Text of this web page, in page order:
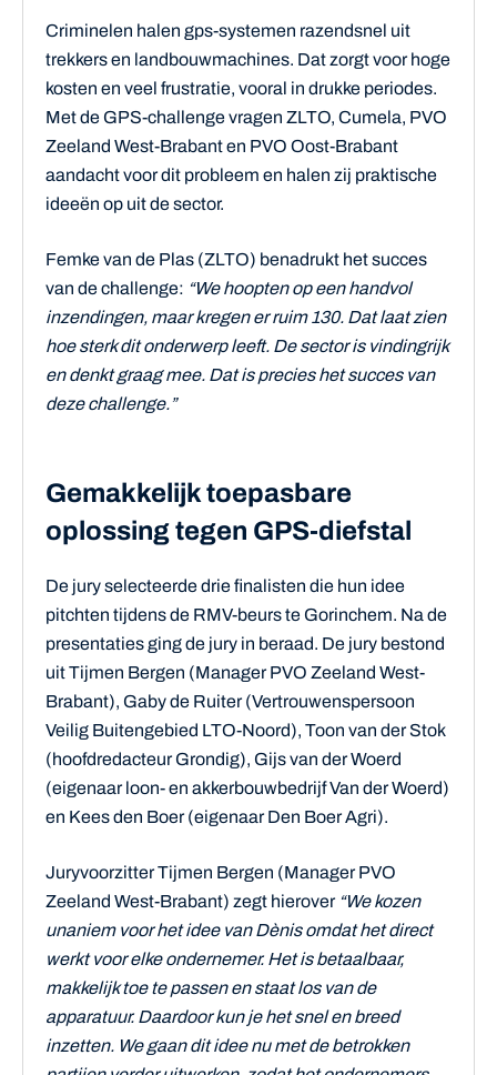
Criminelen halen gps-systemen razendsnel uit
trekkers en landbouwmachines. Dat zorgt voor hoge
kosten en veel frustratie, vooral in drukke periodes.
Met de GPS-challenge vragen ZLTO, Cumela, PVO
Zeeland West-Brabant en PVO Oost-Brabant
aandacht voor dit probleem en halen zij praktische
ideeën op uit de sector.
Femke van de Plas (ZLTO) benadrukt het succes
van de challenge: “We hoopten op een handvol
inzendingen, maar kregen er ruim 130. Dat laat zien
hoe sterk dit onderwerp leeft. De sector is vindingrijk
en denkt graag mee. Dat is precies het succes van
deze challenge.”
Gemakkelijk toepasbare
oplossing tegen GPS-diefstal
De jury selecteerde drie finalisten die hun idee
pitchten tijdens de RMV-beurs te Gorinchem. Na de
presentaties ging de jury in beraad. De jury bestond
uit Tijmen Bergen (Manager PVO Zeeland West-
Brabant), Gaby de Ruiter (Vertrouwenspersoon
Veilig Buitengebied LTO-Noord), Toon van der Stok
(hoofdredacteur Grondig), Gijs van der Woerd
(eigenaar loon- en akkerbouwbedrijf Van der Woerd)
en Kees den Boer (eigenaar Den Boer Agri).
Juryvoorzitter Tijmen Bergen (Manager PVO
Zeeland West-Brabant) zegt hierover “We kozen
unaniem voor het idee van Dènis omdat het direct
werkt voor elke ondernemer. Het is betaalbaar,
makkelijk toe te passen en staat los van de
apparatuur. Daardoor kun je het snel en breed
inzetten. We gaan dit idee nu met de betrokken